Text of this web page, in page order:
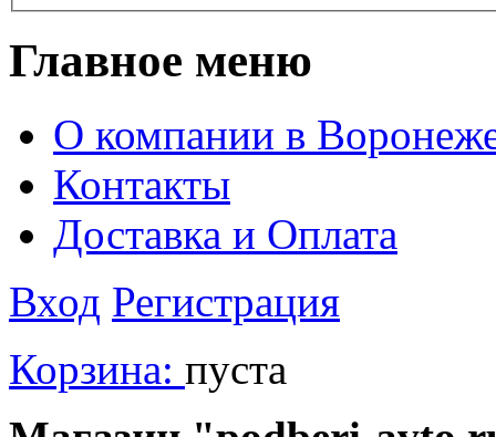
Главное меню
О компании в
Контакты
Доставка и Оплата
Вход Регистрация
Корзина: пуста